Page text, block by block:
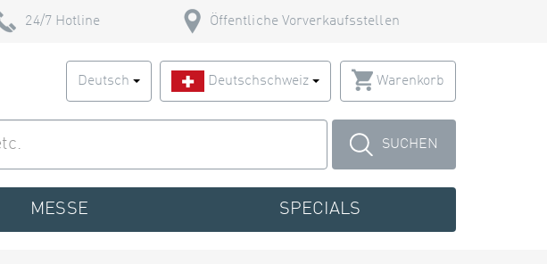
24/7 Hotline Öffentliche Vorverkaufsstellen
Deutsch Deutschschweiz Warenkorb
SUCHEN
MESSE SPECIALS